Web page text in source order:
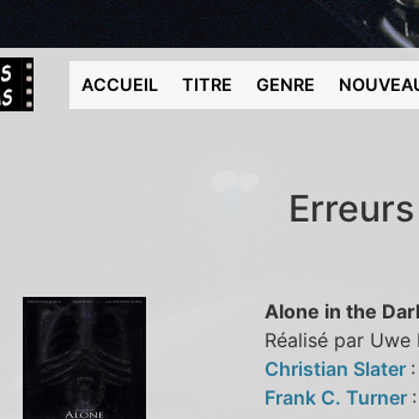
ACCUEIL TITRE GENRE
Alone in the
Réalisé par Uwe
Christian Slater
Frank C. Turner